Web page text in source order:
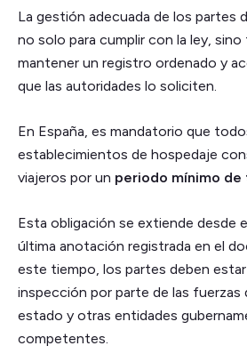
La gestión adecuada de los partes
no solo para cumplir con la ley, sino
mantener un registro ordenado y
que las autoridades lo soliciten.
En España, es mandatorio que
establecimientos de hospedaje
viajeros por un periodo mínimo de
Esta obligación se extiende desde
última anotación registrada en el
este tiempo, los partes deben
inspección por parte de las fuerzas
estado y otras entidades
competentes.